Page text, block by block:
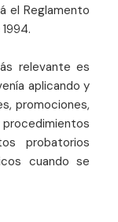
el Reglamento
relevante es
aplicando y
promociones,
probatorios
cuando se